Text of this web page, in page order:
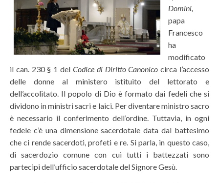
Domini,
papa
Francesco
ha
modificato
il can. 230 § 1 del Codice di Diritto Canonicocirca l’accesso
delle donne al ministero istituito del lettorato e
dell’accolitato. Il popolo di Dio è formato dai fedeli che si
dividono in ministri sacri e laici. Per diventare ministro sacro
è necessario il conferimento dell’ordine. Tuttavia, in ogni
fedele c’è una dimensione sacerdotale data dal battesimo
che ci rende sacerdoti, profeti e re. Si parla, in questo caso,
di sacerdozio comune con cui tutti i battezzati sono
partecipi dell’ufficio sacerdotale del Signore Gesù.